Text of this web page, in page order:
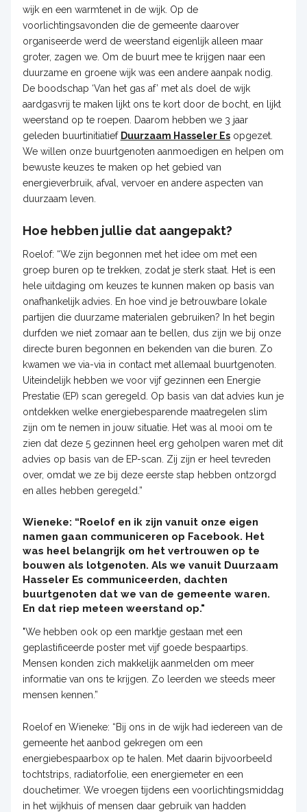
wijk en een warmtenet in de wijk. Op de
voorlichtingsavonden die de gemeente daarover
organiseerde werd de weerstand eigenlijk alleen maar
groter, zagen we. Om de buurt mee te krijgen naar een
duurzame en groene wijk was een andere aanpak nodig.
De boodschap ‘Van het gas af’ met als doel de wijk
aardgasvrij te maken lijkt ons te kort door de bocht, en lijkt
weerstand op te roepen. Daarom hebben we 3 jaar
geleden buurtinitiatief Duurzaam Hasseler Esopgezet.
We willen onze buurtgenoten aanmoedigen en helpen om
bewuste keuzes te maken op het gebied van
energieverbruik, afval, vervoer en andere aspecten van
duurzaam leven.
Hoe hebben jullie dat aangepakt?
Roelof: “We zijn begonnen met het idee om met een
groep buren op te trekken, zodat je sterk staat. Het is een
hele uitdaging om keuzes te kunnen maken op basis van
onafhankelijk advies. En hoe vind je betrouwbare lokale
partijen die duurzame materialen gebruiken? In het begin
durfden we niet zomaar aan te bellen, dus zijn we bij onze
directe buren begonnen en bekenden van die buren. Zo
kwamen we via-via in contact met allemaal buurtgenoten.
Uiteindelijk hebben we voor vijf gezinnen een Energie
Prestatie (EP) scan geregeld. Op basis van dat advies kun je
ontdekken welke energiebesparende maatregelen slim
zijn om te nemen in jouw situatie. Het was al mooi om te
zien dat deze 5 gezinnen heel erg geholpen waren met dit
advies op basis van de EP-scan. Zij zijn er heel tevreden
over, omdat we ze bij deze eerste stap hebben ontzorgd
en alles hebben geregeld.”
Wieneke: “Roelof en ik zijn vanuit onze eigen
namen gaan communiceren op Facebook. Het
was heel belangrijk om het vertrouwen op te
bouwen als lotgenoten. Als we vanuit Duurzaam
Hasseler Es communiceerden, dachten
buurtgenoten dat we van de gemeente waren.
En dat riep meteen weerstand op."
"We hebben ook op een marktje gestaan met een
geplastificeerde poster met vijf goede bespaartips.
Mensen konden zich makkelijk aanmelden om meer
informatie van ons te krijgen. Zo leerden we steeds meer
mensen kennen.”
Roelof en Wieneke: “Bij ons in de wijk had iedereen van de
gemeente het aanbod gekregen om een
energiebespaarbox op te halen. Met daarin bijvoorbeeld
tochtstrips, radiatorfolie, een energiemeter en een
douchetimer. We vroegen tijdens een voorlichtingsmiddag
in het wijkhuis of mensen daar gebruik van hadden